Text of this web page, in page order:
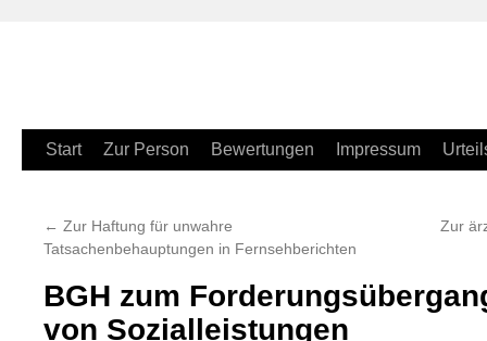
Zum
springen
Start Zur Person Bewertungen Impressum
← Zur Haftung für unwahre
Tatsachenbehauptungen in Fernsehberichten
Zur
BGH zum
von Sozialleistungen